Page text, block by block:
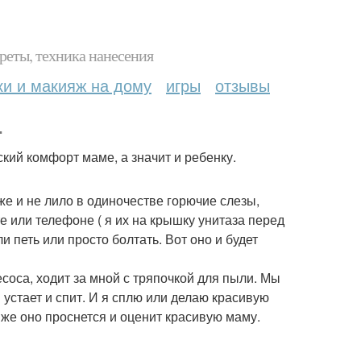
техника нанесения
и макияж на дому игры отзывы
комфорт маме, а значит и ребенку.
и не лило в одиночестве горючие слезы,
или телефоне ( я их на крышку унитаза перед
или просто болтать. Вот оно и будет
ходит за мной с тряпочкой для пыли. Мы
и спит. И я сплю или делаю красивую
оно проснется и оценит красивую маму.